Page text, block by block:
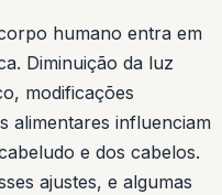
humano entra em
Diminuição da luz
modificações
alimentares influenciam
e dos cabelos.
ajustes, e algumas